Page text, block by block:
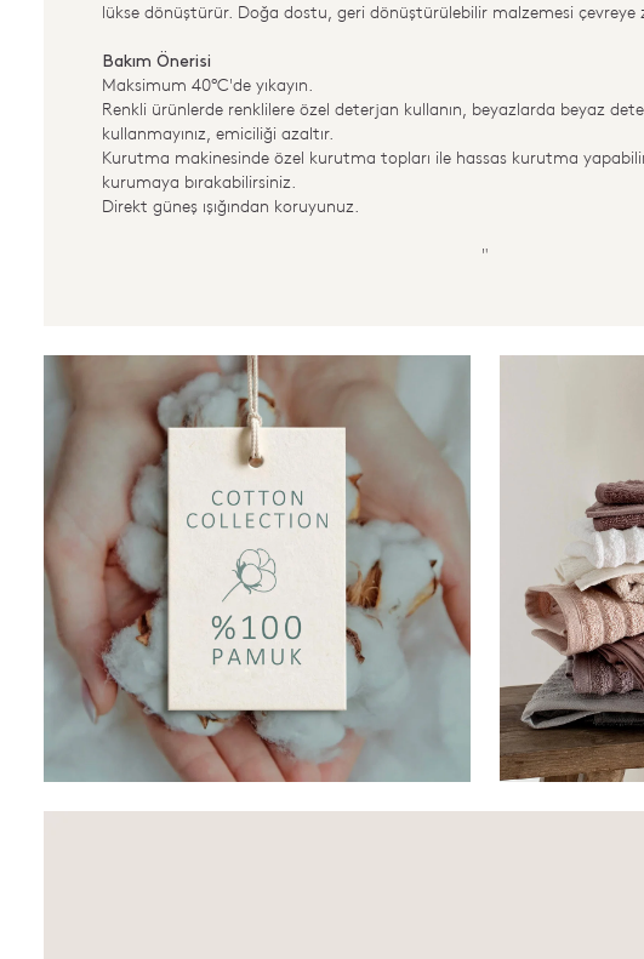
lükse dönüştürür. Doğa dostu, geri dönüştürülebilir malzemesi çevreye
Bakım Önerisi
Maksimum 40°C'de yıkayın.
Renkli ürünlerde renklilere özel deterjan kullanın, beyazlarda beyaz
kullanmayınız, emiciliği azaltır.
Kurutma makinesinde özel kurutma topları ile hassas kurutma
kurumaya bırakabilirsiniz.
Direkt güneş ışığından koruyunuz.
"